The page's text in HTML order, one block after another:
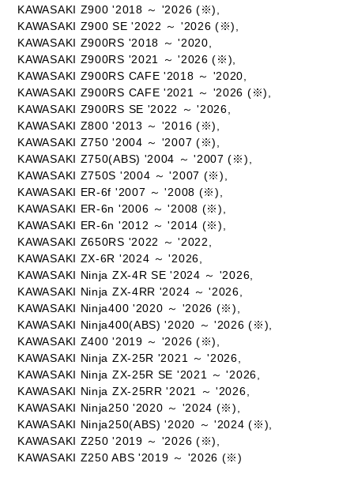
KAWASAKI Z900 '2018 ～ '2026 (※),
KAWASAKI Z900 SE '2022 ～ '2026 (※),
KAWASAKI Z900RS '2018 ～ '2020,
KAWASAKI Z900RS '2021 ～ '2026 (※),
KAWASAKI Z900RS CAFE '2018 ～ '2020,
KAWASAKI Z900RS CAFE '2021 ～ '2026 (※),
KAWASAKI Z900RS SE '2022 ～ '2026,
KAWASAKI Z800 '2013 ～ '2016 (※),
KAWASAKI Z750 '2004 ～ '2007 (※),
KAWASAKI Z750(ABS) '2004 ～ '2007 (※),
KAWASAKI Z750S '2004 ～ '2007 (※),
KAWASAKI ER-6f '2007 ～ '2008 (※),
KAWASAKI ER-6n '2006 ～ '2008 (※),
KAWASAKI ER-6n '2012 ～ '2014 (※),
KAWASAKI Z650RS '2022 ～ '2022,
KAWASAKI ZX-6R '2024 ～ '2026,
KAWASAKI Ninja ZX-4R SE '2024 ～ '2026,
KAWASAKI Ninja ZX-4RR '2024 ～ '2026,
KAWASAKI Ninja400 '2020 ～ '2026 (※),
KAWASAKI Ninja400(ABS) '2020 ～ '2026 (※),
KAWASAKI Z400 '2019 ～ '2026 (※),
KAWASAKI Ninja ZX-25R '2021 ～ '2026,
KAWASAKI Ninja ZX-25R SE '2021 ～ '2026,
KAWASAKI Ninja ZX-25RR '2021 ～ '2026,
KAWASAKI Ninja250 '2020 ～ '2024 (※),
KAWASAKI Ninja250(ABS) '2020 ～ '2024 (※),
KAWASAKI Z250 '2019 ～ '2026 (※),
KAWASAKI Z250 ABS '2019 ～ '2026 (※)